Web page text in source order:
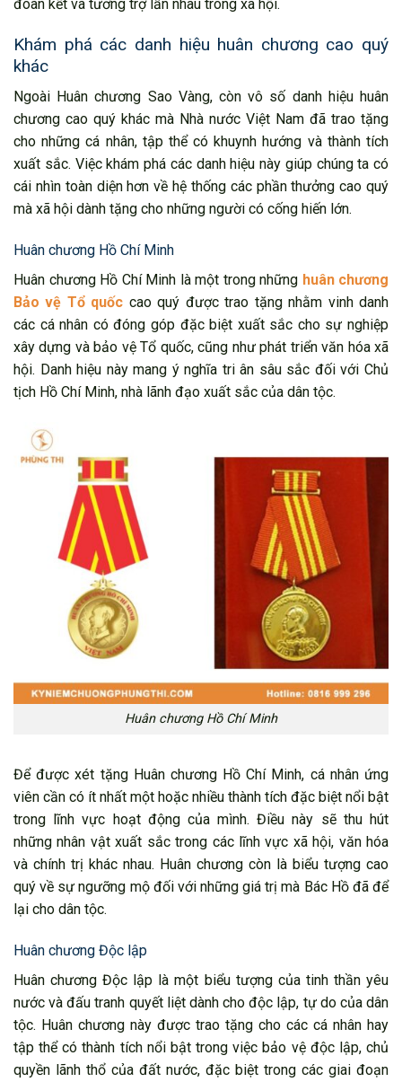
đoàn kết và tương trợ lẫn nhau trong xã hội.
Khám phá các danh hiệu huân chương cao quý
khác
Ngoài Huân chương Sao Vàng, còn vô số danh hiệu huân
chương cao quý khác mà Nhà nước Việt Nam đã trao tặng
cho những cá nhân, tập thể có khuynh hướng và thành tích
xuất sắc. Việc khám phá các danh hiệu này giúp chúng ta có
cái nhìn toàn diện hơn về hệ thống các phần thưởng cao quý
mà xã hội dành tặng cho những người có cống hiến lớn.
Huân chương Hồ Chí Minh
Huân chương Hồ Chí Minh là một trong những huân chương
Bảo vệ Tổ quốc cao quý được trao tặng nhằm vinh danh
các cá nhân có đóng góp đặc biệt xuất sắc cho sự nghiệp
xây dựng và bảo vệ Tổ quốc, cũng như phát triển văn hóa xã
hội. Danh hiệu này mang ý nghĩa tri ân sâu sắc đối với Chủ
tịch Hồ Chí Minh, nhà lãnh đạo xuất sắc của dân tộc.
Huân chương Hồ Chí Minh
Để được xét tặng Huân chương Hồ Chí Minh, cá nhân ứng
viên cần có ít nhất một hoặc nhiều thành tích đặc biệt nổi bật
trong lĩnh vực hoạt động của mình. Điều này sẽ thu hút
những nhân vật xuất sắc trong các lĩnh vực xã hội, văn hóa
và chính trị khác nhau. Huân chương còn là biểu tượng cao
quý về sự ngưỡng mộ đối với những giá trị mà Bác Hồ đã để
lại cho dân tộc.
Huân chương Độc lập
Huân chương Độc lập là một biểu tượng của tinh thần yêu
nước và đấu tranh quyết liệt dành cho độc lập, tự do của dân
tộc. Huân chương này được trao tặng cho các cá nhân hay
tập thể có thành tích nổi bật trong việc bảo vệ độc lập, chủ
quyền lãnh thổ của đất nước, đặc biệt trong các giai đoạn